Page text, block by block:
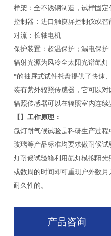
样架：全不锈钢制造，试样固
控制器：进口触摸屏控制仪或智
对流：长轴电机
保护装置：超温保护；漏电保
辐射光源为风冷全太阳光谱氙
*的抽屉式试件托盘提供了快速
装有紫外辐照传感器，它可以
辐照传感器可以在辐照室内连
【】工作原理：
氙灯耐气候试验是科研生产过
玻璃等产品标准均要求做耐候
灯耐候试验箱利用氙灯模拟阳
或数周的时间即可重现户外数
耐久性的。
产品咨询